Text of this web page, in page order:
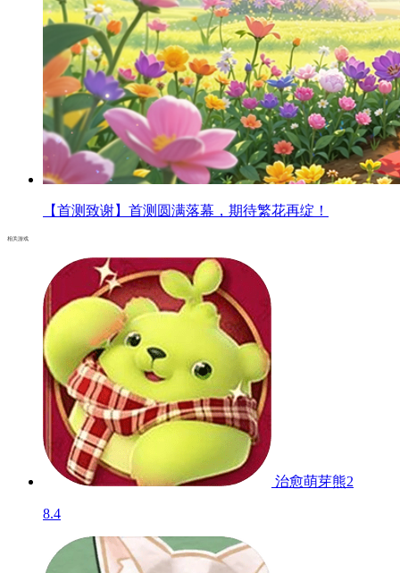
【首测致谢】首测圆满落幕，期待繁花再绽！
相关游戏
治愈萌芽熊2
8.4